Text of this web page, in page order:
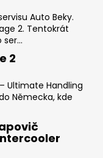
Auto Beky.
2. Tentokrát
2
Ultimate Handling
Německa, kde